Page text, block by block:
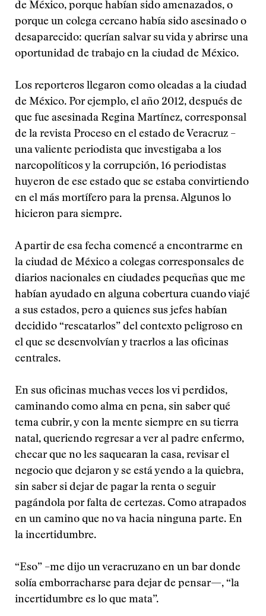
de México, porque habían sido amenazados, o
porque un colega cercano había sido asesinado o
desaparecido: querían salvar su vida y abrirse una
oportunidad de trabajo en la ciudad de México.
Los reporteros llegaron como oleadas a la ciudad
de México. Por ejemplo, el año 2012, después de
que fue asesinada Regina Martínez, corresponsal
de la revista Proceso en el estado de Veracruz –
una valiente periodista que investigaba a los
narcopolíticos y la corrupción, 16 periodistas
huyeron de ese estado que se estaba convirtiendo
en el más mortífero para la prensa. Algunos lo
hicieron para siempre.
A partir de esa fecha comencé a encontrarme en
la ciudad de México a colegas corresponsales de
diarios nacionales en ciudades pequeñas que me
habían ayudado en alguna cobertura cuando viajé
a sus estados, pero a quienes sus jefes habían
decidido “rescatarlos” del contexto peligroso en
el que se desenvolvían y traerlos a las oficinas
centrales.
En sus oficinas muchas veces los vi perdidos,
caminando como alma en pena, sin saber qué
tema cubrir, y con la mente siempre en su tierra
natal, queriendo regresar a ver al padre enfermo,
checar que no les saquearan la casa, revisar el
negocio que dejaron y se está yendo a la quiebra,
sin saber si dejar de pagar la renta o seguir
pagándola por falta de certezas. Como atrapados
en un camino que no va hacia ninguna parte. En
la incertidumbre.
“Eso” –me dijo un veracruzano en un bar donde
solía emborracharse para dejar de pensar—, “la
incertidumbre es lo que mata”.